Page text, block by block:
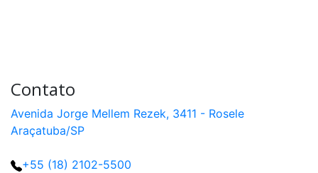
Contato
Avenida Jorge Mellem Rezek, 3411 - Rosele
Araçatuba/SP
+55 (18) 2102-5500